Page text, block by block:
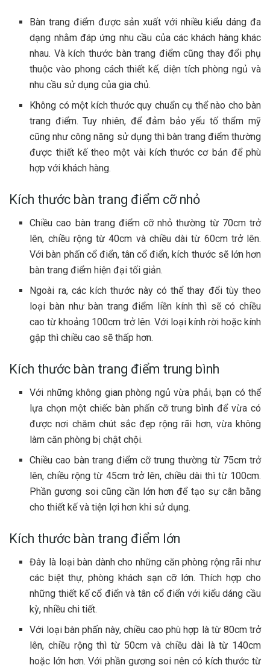
Bàn trang điểm được sản xuất với nhiều kiểu dáng đa
dạng nhằm đáp ứng nhu cầu của các khách hàng khác
nhau. Và kích thước bàn trang điểm cũng thay đổi phụ
thuộc vào phong cách thiết kế, diện tích phòng ngủ và
nhu cầu sử dụng của gia chủ.
Không có một kích thước quy chuẩn cụ thể nào cho bàn
trang điểm. Tuy nhiên, để đảm bảo yếu tố thẩm mỹ
cũng như công năng sử dụng thì bàn trang điểm thường
được thiết kế theo một vài kích thước cơ bản để phù
hợp với khách hàng.
Kích thước bàn trang điểm cỡ nhỏ
Chiều cao bàn trang điểm cỡ nhỏ thường từ 70cm trở
lên, chiều rộng từ 40cm và chiều dài từ 60cm trở lên.
Với bàn phấn cổ điển, tân cổ điển, kích thước sẽ lớn hơn
bàn trang điểm hiện đại tối giản.
Ngoài ra, các kích thước này có thể thay đổi tùy theo
loại bàn như bàn trang điểm liền kính thì sẽ có chiều
cao từ khoảng 100cm trở lên. Với loại kính rời hoặc kính
gập thì chiều cao sẽ thấp hơn.
Kích thước bàn trang điểm trung bình
Với những không gian phòng ngủ vừa phải, bạn có thể
lựa chọn một chiếc bàn phấn cỡ trung bình để vừa có
được nơi chăm chút sắc đẹp rộng rãi hơn, vừa không
làm căn phòng bị chật chội.
Chiều cao bàn trang điểm cỡ trung thường từ 75cm trở
lên, chiều rộng từ 45cm trở lên, chiều dài thì từ 100cm.
Phần gương soi cũng cần lớn hơn để tạo sự cân bằng
cho thiết kế và tiện lợi hơn khi sử dụng.
Kích thước bàn trang điểm lớn
Đây là loại bàn dành cho những căn phòng rộng rãi như
các biệt thự, phòng khách sạn cỡ lớn. Thích hợp cho
những thiết kế cổ điển và tân cổ điển với kiểu dáng cầu
kỳ, nhiều chi tiết.
Với loại bàn phấn này, chiều cao phù hợp là từ 80cm trở
lên, chiều rộng thì từ 50cm và chiều dài là từ 140cm
hoặc lớn hơn. Với phần gương soi nên có kích thước từ